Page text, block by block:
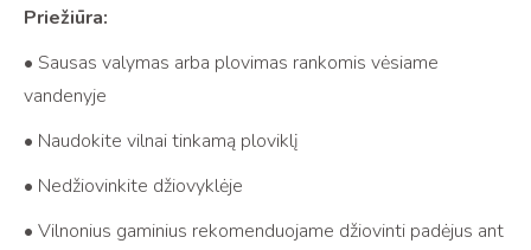
Priežiūra:
• Sausas valymas arba plovimas rankomis vėsiame
vandenyje
• Naudokite vilnai tinkamą ploviklį
• Nedžiovinkite džiovyklėje
• Vilnonius gaminius rekomenduojame džiovinti padėjus ant